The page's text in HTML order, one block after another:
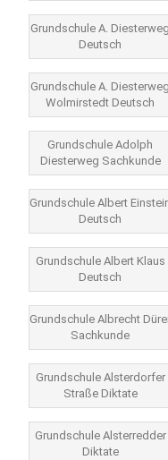
Grundschule A. Diesterweg
Deutsch
Grundschule A. Diesterweg
Wolmirstedt Deutsch
Grundschule Adolph
Diesterweg Sachkunde
Grundschule Albert
Deutsch
Grundschule Albert Klaus
Deutsch
Grundschule Albrecht
Sachkunde
Grundschule Alsterdorfer
Straße Diktate
Grundschule Alsterredder
Diktate